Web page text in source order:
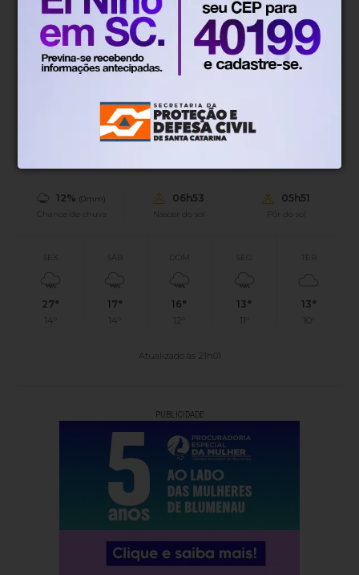
Blumenau, SC
16°
Tempo nublado
1.4km/h
12% (0mm)
Chance de chuva
06h53
Nascer do sol
05h51
Pôr do sol
SEX
27°
14°
SÁB
17°
14°
DOM
16°
12°
SEG
13°
11°
TER
13°
10°
Atualizado às 21h01
PUBLICIDADE